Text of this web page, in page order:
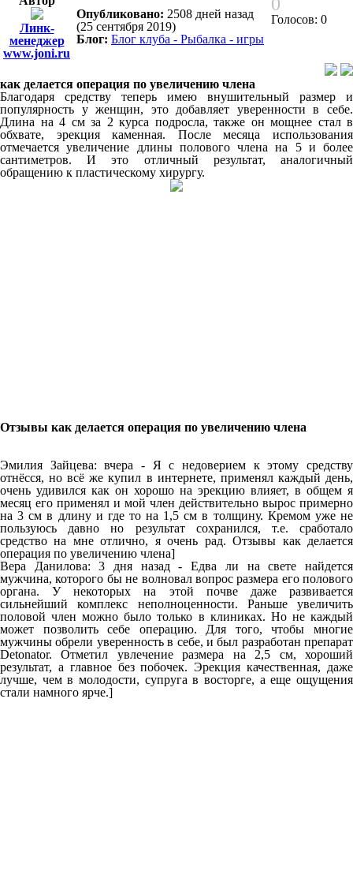
Линк-
менеджер
www.joni.ru
Опубликовано: 2508 дней назад
(25 сентября 2019)
Блог: Блог клуба - Рыбалка - игры
Голосов: 0
как делается операция по увеличению члена
Благодаря средству теперь имею внушительный размер и
популярность у женщин, это добавляет уверенности в себе.
Длина на 4 см за 2 курса подросла, также он мощнее стал в
обхвате, эрекция каменная. После месяца использования
отмечается увеличение длины полового члена на 5 и более
сантиметров. И это отличный результат, аналогичный
обращению к пластическому хирургу.
Отзывы как делается операция по увеличению члена
Эмилия Зайцева: вчера - Я с недоверием к этому средству
отнёсся, но всё же купил в интернете, применял каждый день,
очень удивился как он хорошо на эрекцию влияет, в общем я
месяц его применял и мой член действительно вырос примерно
на 3 см в длину и где то на 1,5 см в толщину. Кремом уже не
пользуюсь давно но результат сохранился, т.е. сработало
средство на мне отлично, я очень рад. Отзывы как делается
операция по увеличению члена]
Вера Данилова: 3 дня назад - Едва ли на свете найдется
мужчина, которого бы не волновал вопрос размера его полового
органа. У некоторых на этой почве даже развивается
сильнейший комплекс неполноценности. Раньше увеличить
половой член можно было только в клиниках. Но не каждый
может позволить себе операцию. Для того, чтобы многие
мужчины обрели уверенность в себе, и был разработан препарат
Detonator. Отметил увлечение размера на 2,5 см, хороший
результат, а главное без побочек. Эрекция качественная, даже
лучше, чем в молодости, супруга в восторге, а еще ощущения
стали намного ярче.]